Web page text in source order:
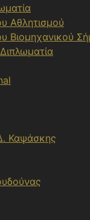
Αθλητισμού
Βιομηχανικού
Καψάσκης